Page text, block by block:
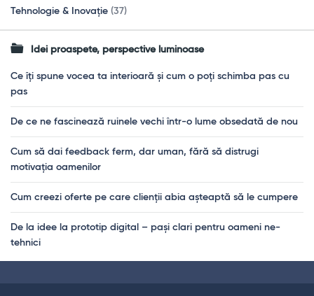
Tehnologie & Inovație (37)
Idei proaspete, perspective luminoase
Ce îți spune vocea ta interioară și cum o poți schimba pas cu
pas
De ce ne fascinează ruinele vechi într-o lume obsedată de nou
Cum să dai feedback ferm, dar uman, fără să distrugi
motivația oamenilor
Cum creezi oferte pe care clienții abia așteaptă să le cumpere
De la idee la prototip digital – pași clari pentru oameni ne-
tehnici